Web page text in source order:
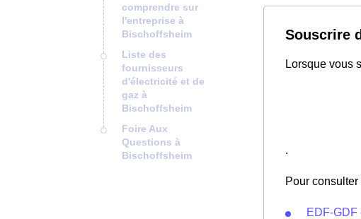
comprendre sur
l'entreprise à
Bischoffsheim
Liste des
fournisseurs
d'électricité et de
gaz à
Bischoffsheim
Foire Aux
Questions à
Bischoffsheim
Souscrire
Lorsque vous
.
Pour
EDF-GDF